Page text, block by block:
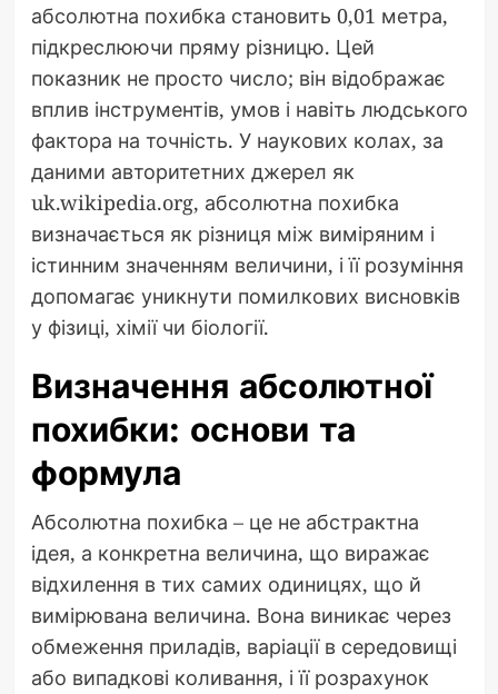
абсолютна похибка становить 0,01 метра,
підкреслюючи пряму різницю. Цей
показник не просто число; він відображає
вплив інструментів, умов і навіть людського
фактора на точність. У наукових колах, за
даними авторитетних джерел як
uk.wikipedia.org, абсолютна похибка
визначається як різниця між виміряним і
істинним значенням величини, і її розуміння
допомагає уникнути помилкових висновків
у фізиці, хімії чи біології.
Визначення абсолютної
похибки: основи та
формула
Абсолютна похибка – це не абстрактна
ідея, а конкретна величина, що виражає
відхилення в тих самих одиницях, що й
вимірювана величина. Вона виникає через
обмеження приладів, варіації в середовищі
або випадкові коливання, і її розрахунок